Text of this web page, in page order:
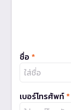
ชื่อ *
เบอร์โทรศัพท์ *